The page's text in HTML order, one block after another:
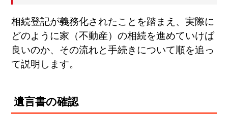
相続登記が義務化されたことを踏まえ、実際に
どのように家（不動産）の相続を進めていけば
良いのか、その流れと手続きについて順を追っ
て説明します。
遺言書の確認